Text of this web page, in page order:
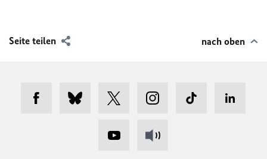
Seite teilen nach oben